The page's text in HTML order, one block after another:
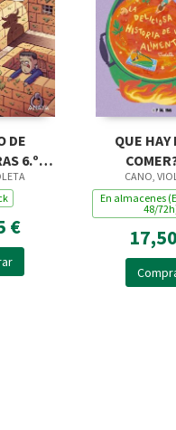
DE
6.º
€
QUE HAY
DELICIOSA
DE LA
CANO,
En almacenes
48/